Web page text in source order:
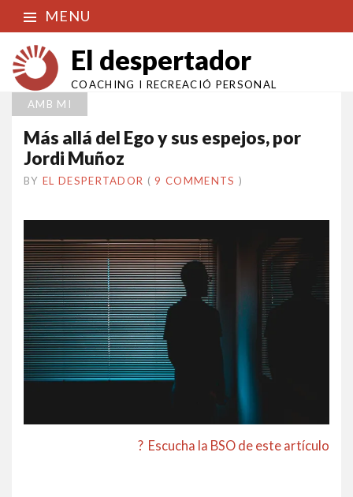
MENU
El despertador
COACHING I RECREACIÓ PERSONAL
AMB MI
Más allá del Ego y sus espejos, por
Jordi Muñoz
BY EL DESPERTADOR ON
19
•(9 COMMENTS )
? Escucha la BSO de este artículo